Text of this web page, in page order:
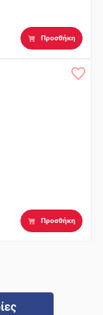
Προσθήκη
Προσθήκη